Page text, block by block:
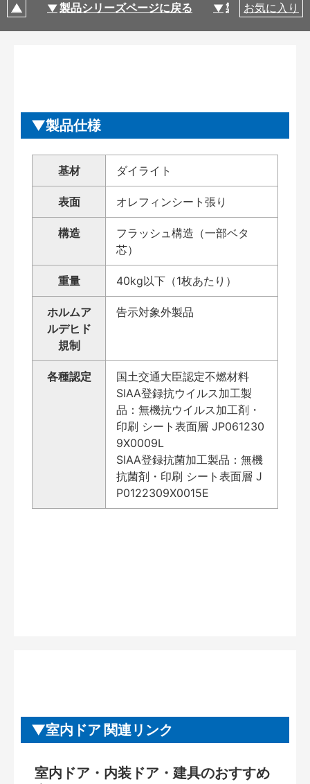
製品シリーズページに戻る 製品仕様
お気に入り
製品仕様
基材 ダイライト
表面 オレフィンシート張り
構造
フラッシュ構造（一部ベタ
芯）
重量 40kg以下（1枚あたり）
ホルムア
ルデヒド
規制
告示対象外製品
各種認定
国土交通大臣認定不燃材料
SIAA登録抗ウイルス加工製
品：無機抗ウイルス加工剤・
印刷 シート表面層 JP061230
9X0009L
SIAA登録抗菌加工製品：無機
抗菌剤・印刷 シート表面層 J
P0122309X0015E
室内ドア 関連リンク
室内ドア・内装ドア・建具のおすすめ